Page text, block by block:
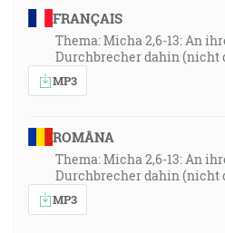
FRANÇAIS
Thema: Micha 2,6-13: An
Durchbrecher dahin (nicht
MP3
ROMÂNA
Thema: Micha 2,6-13: An
Durchbrecher dahin (nicht
MP3